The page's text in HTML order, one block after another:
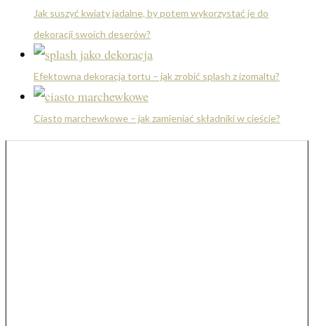
Jak suszyć kwiaty jadalne, by potem wykorzystać je do
dekoracji swoich deserów?
Efektowna dekoracja tortu – jak zrobić splash z izomaltu?
Ciasto marchewkowe – jak zamieniać składniki w cieście?